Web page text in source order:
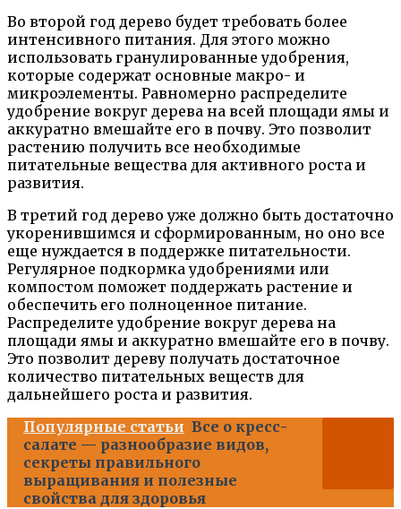
Во второй год дерево будет требовать более
интенсивного питания. Для этого можно
использовать гранулированные удобрения,
которые содержат основные макро- и
микроэлементы. Равномерно распределите
удобрение вокруг дерева на всей площади ямы и
аккуратно вмешайте его в почву. Это позволит
растению получить все необходимые
питательные вещества для активного роста и
развития.
В третий год дерево уже должно быть достаточно
укоренившимся и сформированным, но оно все
еще нуждается в поддержке питательности.
Регулярное подкормка удобрениями или
компостом поможет поддержать растение и
обеспечить его полноценное питание.
Распределите удобрение вокруг дерева на
площади ямы и аккуратно вмешайте его в почву.
Это позволит дереву получать достаточное
количество питательных веществ для
дальнейшего роста и развития.
Популярные статьи Все о кресс-
салате — разнообразие видов,
секреты правильного
выращивания и полезные
свойства для здоровья